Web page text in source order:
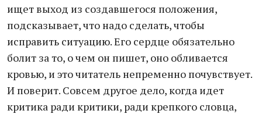
ищет выход из создавшегося положения,
подсказывает, что надо сделать, чтобы
исправить ситуацию. Его сердце обязательно
болит за то, о чем он пишет, оно обливается
кровью, и это читатель непременно почувствует.
И поверит. Совсем другое дело, когда идет
критика ради критики, ради крепкого словца,